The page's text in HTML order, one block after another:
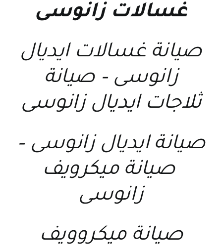
غسالات زانوسى
صيانة غسالات ايديال
زانوسى –صيانة
ثلاجات ايديال زانوسى
صيانة ايديال زانوسى –
صيانة ميكرويف
زانوسى
صيانة ميكروويف